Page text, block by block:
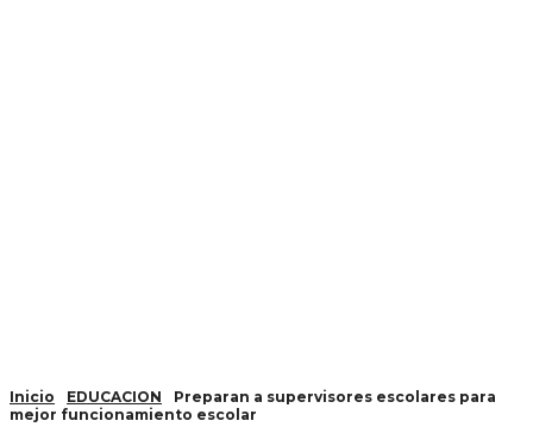
Inicio EDUCACION
Preparan a supervisores escolares para
mejor funcionamiento escolar